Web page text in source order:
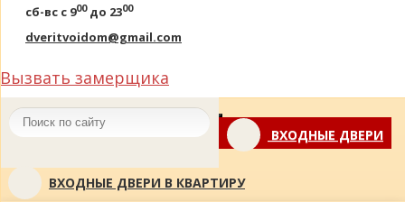
сб-вс с 900до 2300
dveritvoidom@gmail.com
Вызвать замерщика
Toggle
navigationВХОДНЫЕ ДВЕРИ
ВХОДНЫЕ ДВЕРИ В КВАРТИРУ